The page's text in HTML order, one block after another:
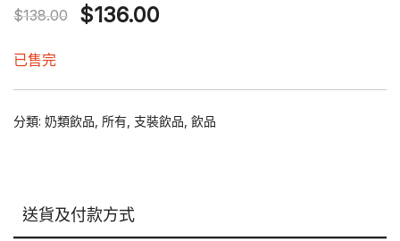
$138.00
Original
$138.00.
$136.00
$136.00.
已售完
分類: 奶類飲品 所有 支裝飲品 飲品
送貨及付款方式